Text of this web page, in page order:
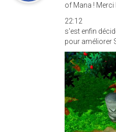
of Mana ! Merci
22:12
s'est enfin
pour améliorer